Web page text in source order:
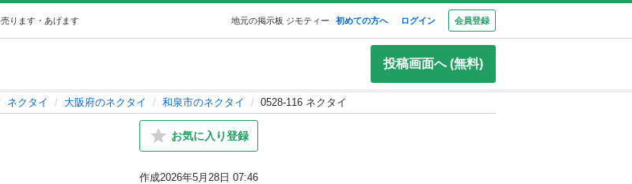
売ります・あげます 地元の掲示板 ジモティー 初めての方へ ログイン 会員登録
投稿画面へ (無料)
ネクタイ 大阪府のネクタイ 和泉市のネクタイ 0528-116 ネクタイ
お気に入り登録
作成2026年5月28日 07:46